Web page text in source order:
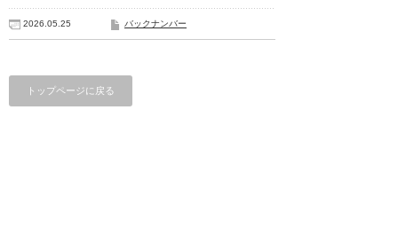
2026.05.25 バックナンバー
トップページに戻る